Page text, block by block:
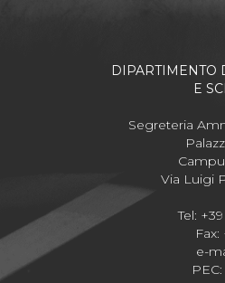
DIPARTIMENTO
E
Segreteria
Via Luigi
Tel:
Fax:
e-
PEC: